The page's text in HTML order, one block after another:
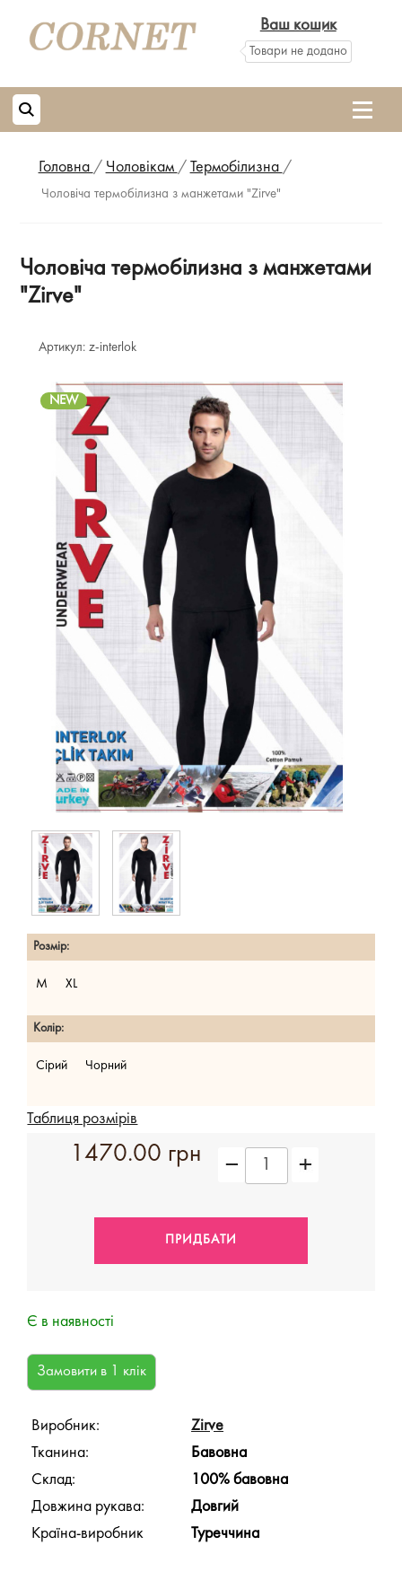
Ваш кошик
Товари не додано
Головна / Чоловікам / Термобілизна /
Чоловіча термобілизна з манжетами "Zirve"
Чоловіча термобілизна з манжетами
"Zirve"
Артикул: z-interlok
NEW
Розмір:
M XL
Колір:
Сірий Чорний
Таблиця розмірів
1470.00 грн
Є в наявності
Виробник:
Zirve
Тканина:
Бавовна
Склад:
100% бавовна
Довжина рукава:
Довгий
Країна-виробник
Туреччина